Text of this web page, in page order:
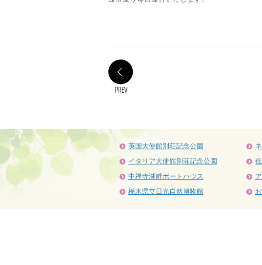
英国大使館別荘記念公園
イタリア大使館別荘記念公園
中禅寺湖畔ボートハウス
栃木県立日光自然博物館